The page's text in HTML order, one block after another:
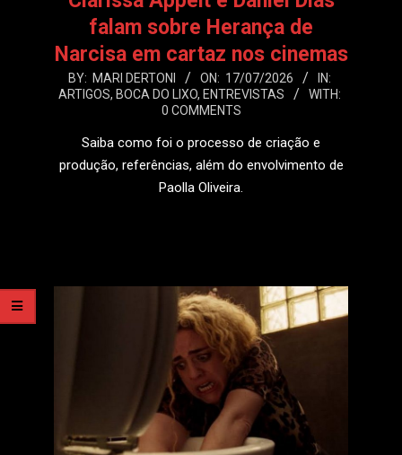
falam sobre Herança de
Narcisa em cartaz nos cinemas
2026-
07-
BY: MARI DERTONI ON: 17/07/2026
IN:
ARTIGOS, BOCA DO LIXO, ENTREVISTAS
WITH:
0 COMMENTS
Saiba como foi o processo de criação e
produção, referências, além do envolvimento de
Paolla Oliveira.